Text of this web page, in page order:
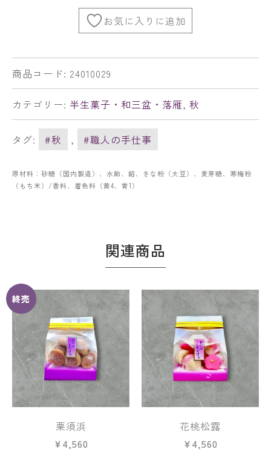
お気に入りに追加
商品コード: 24010029
カテゴリー: 半生菓子・和三盆・落雁, 秋
タグ: #秋 , #職人の手仕事
原材料：砂糖（国内製造）、水飴、餡、きな粉（大豆）、麦芽糖、寒梅粉
（もち米）/香料、着色料（黄4、青1）
関連商品
終売
栗須浜
¥4,560
花桃松露
¥4,560